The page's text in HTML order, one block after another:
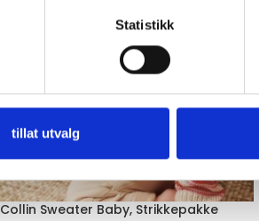
Statistikk
tillat utvalg
Collin Sweater Baby, Strikkepakke